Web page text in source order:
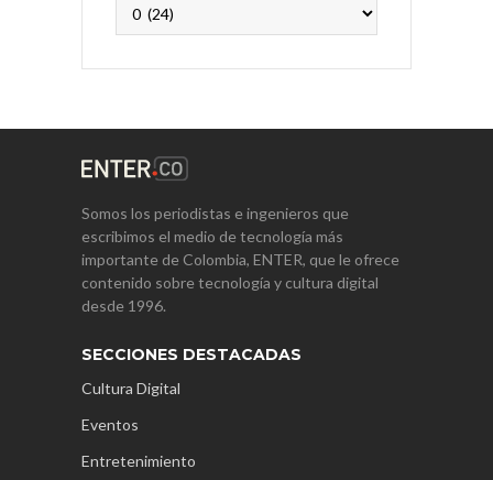
Somos los periodistas e ingenieros que
escribimos el medio de tecnología más
importante de Colombia, ENTER, que le ofrece
contenido sobre tecnología y cultura digital
desde 1996.
SECCIONES DESTACADAS
Cultura Digital
Eventos
Entretenimiento